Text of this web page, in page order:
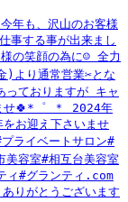
がとうございます